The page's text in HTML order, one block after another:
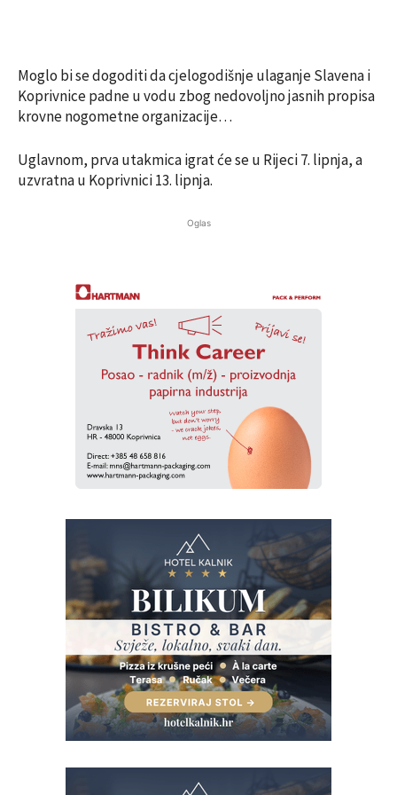
Moglo bi se dogoditi da cjelogodišnje ulaganje Slavena i
Koprivnice padne u vodu zbog nedovoljno jasnih propisa
krovne nogometne organizacije…
Uglavnom, prva utakmica igrat će se u Rijeci 7. lipnja, a
uzvratna u Koprivnici 13. lipnja.
Oglas